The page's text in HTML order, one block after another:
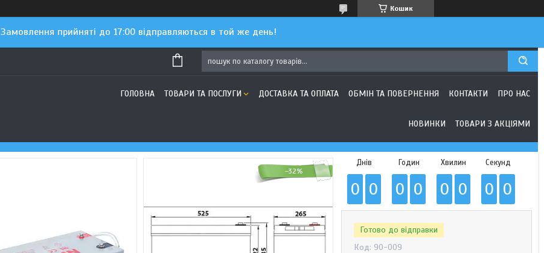
Кошик
Замовлення прийняті до 17:00 відправляються в той же день!
ГОЛОВНА ТОВАРИ ТА ПОСЛУГИ ДОСТАВКА ТА ОПЛАТА ОБМІН ТА ПОВЕРНЕННЯ КОНТАКТИ ПРО НАС
НОВИНКИ ТОВАРИ З АКЦІЯМИ
–32%
Днів
0 0
Годин
0 0
Хвилин
0 0
Секунд
0 0
Готово до відправки
Код: 90-009